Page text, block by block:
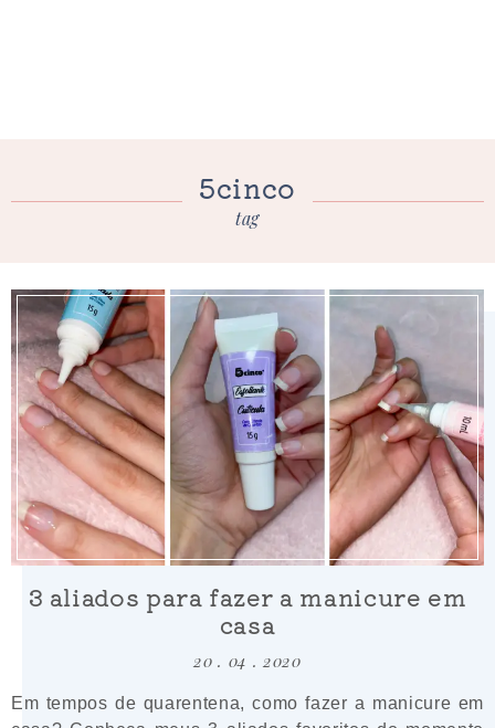
5cinco
tag
3 aliados para fazer a manicure em
casa
20 . 04 . 2020
Em tempos de quarentena, como fazer a manicure em